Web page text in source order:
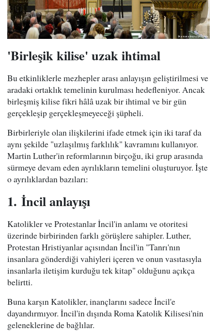
'Birleşik kilise' uzak ihtimal
Bu etkinliklerle mezhepler arası anlayışın geliştirilmesi ve
aradaki ortaklık temelinin kurulması hedefleniyor. Ancak
birleşmiş kilise fikri hâlâ uzak bir ihtimal ve bir gün
gerçekleşip gerçekleşmeyeceği şüpheli.
Birbirleriyle olan ilişkilerini ifade etmek için iki taraf da
aynı şekilde "uzlaşılmış farklılık" kavramını kullanıyor.
Martin Luther'in reformlarının birçoğu, iki grup arasında
sürmeye devam eden ayrılıkların temelini oluşturuyor. İşte
o ayrılıklardan bazıları:
1. İncil anlayışı
Katolikler ve Protestanlar İncil'in anlamı ve otoritesi
üzerinde birbirinden farklı görüşlere sahipler. Luther,
Protestan Hristiyanlar açısından İncil'in "Tanrı'nın
insanlara gönderdiği vahiyleri içeren ve onun vasıtasıyla
insanlarla iletişim kurduğu tek kitap" olduğunu açıkça
belirtti.
Buna karşın Katolikler, inançlarını sadece İncil'e
dayandırmıyor. İncil'in dışında Roma Katolik Kilisesi'nin
geleneklerine de bağlılar.